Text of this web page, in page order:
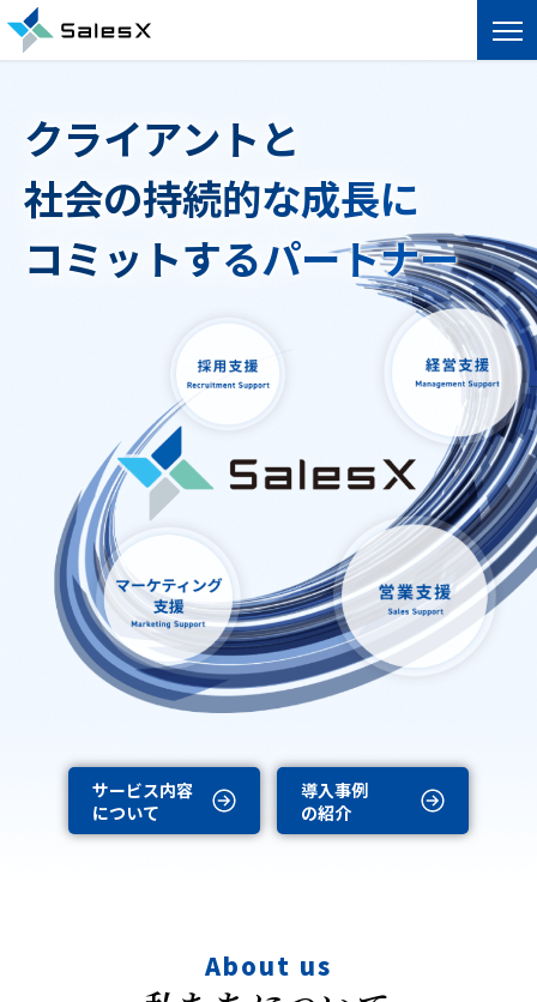
クライアントと
社会の持続的な成長に
コミットするパートナー
サービス内容
について
導入事例
の紹介
About us